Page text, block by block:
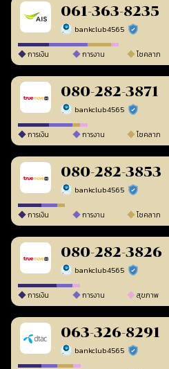
061-363-8235
bankclub4565 ร้านยืนยันแล้ว
การเงิน การงาน โชคลาภ
080-282-3871
bankclub4565 ร้านยืนยันแล้ว
การเงิน การงาน โชคลาภ
080-282-3853
bankclub4565 ร้านยืนยันแล้ว
การเงิน การงาน โชคลาภ
080-282-3826
bankclub4565 ร้านยืนยันแล้ว
การเงิน การงาน สุขภาพ
063-326-8291
bankclub4565 ร้านยืนยันแล้ว